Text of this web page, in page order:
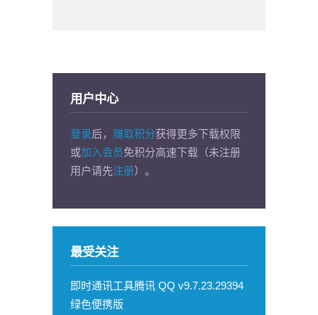
用户中心
登录后， 赚取积分获得更多下载权限
或加入会员免积分高速下载（未注册
用户请先注册）。
最受关注
即时通讯工具腾讯 QQ v9.7.23.29394
绿色便携版